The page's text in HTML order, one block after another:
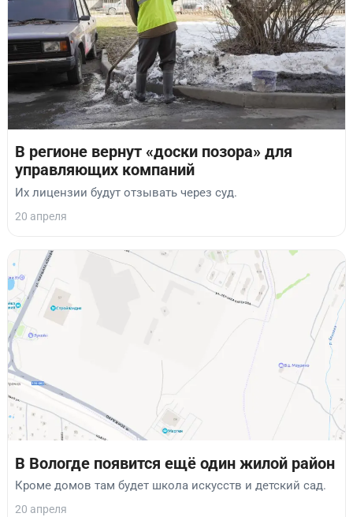
В регионе вернут «доски позора» для
управляющих компаний
Их лицензии будут отзывать через суд.
20 апреля
В Вологде появится ещё один жилой район
Кроме домов там будет школа искусств и детский сад.
20 апреля